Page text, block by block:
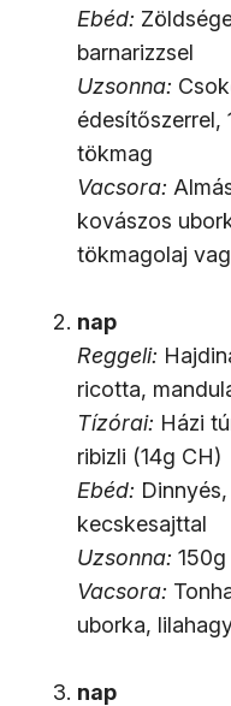
Ebéd:
barnarizzsel
Uzsonna:
édesítőszerrel,
tökmag
Vacsora:
kovászos
tökmagolaj
nap
Reggeli:
ricotta,
Tízórai: Házi
ribizli (14g CH)
Ebéd:
kecskesajttal
Uzsonna:
Vacsora:
uborka,
nap